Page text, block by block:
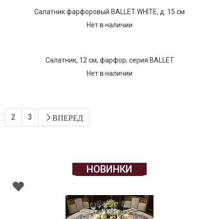
Салатник фарфоровый BALLET WHITE, д. 15 см
Нет в наличии
Салатник, 12 см, фарфор, серия BALLET
Нет в наличии
2 3 ВПЕРЕД
НОВИНКИ